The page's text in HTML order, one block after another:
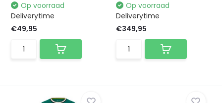
Op voorraad
Deliverytime
€49,95
Op voorraad
Deliverytime
€349,95